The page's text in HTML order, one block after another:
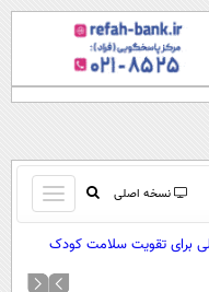
نسخه اصلی
باز
و
بسته
کردن
برای تقویت سلامت کودک